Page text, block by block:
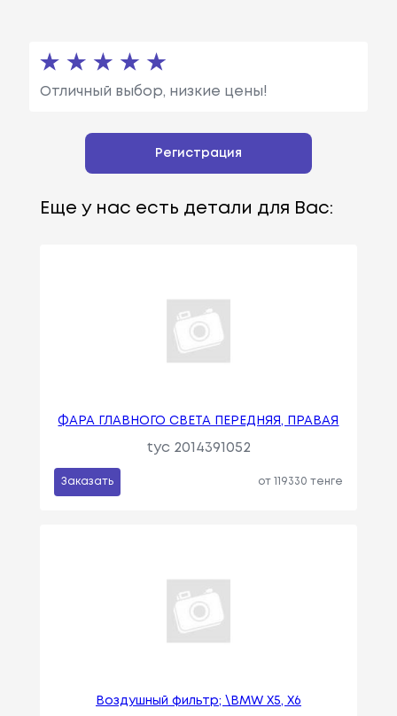
Отличный выбор, низкие цены!
Регистрация
Еще у нас есть детали для Вас:
ФАРА ГЛАВНОГО СВЕТА ПЕРЕДНЯЯ, ПРАВАЯ
tyc 2014391052
Заказать от 119330 тенге
Воздушный фильтр; \BMW X5, X6